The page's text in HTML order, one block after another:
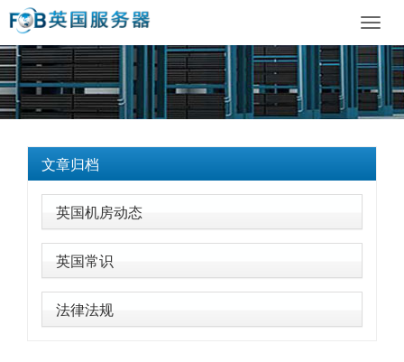
文章归档
英国机房动态
英国常识
法律法规